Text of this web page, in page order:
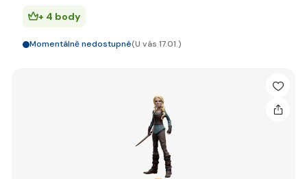
+ 4 body
Momentálně nedostupné(U vás 17.01.)